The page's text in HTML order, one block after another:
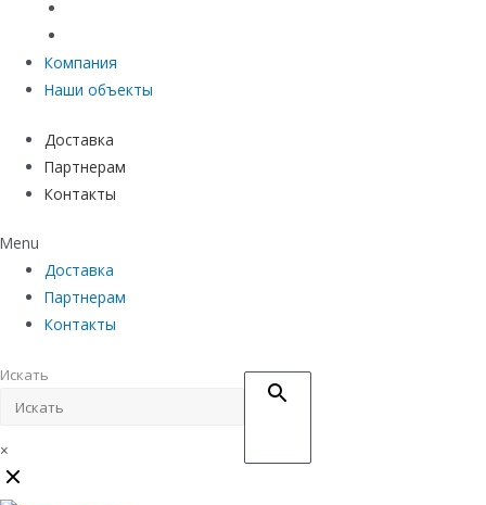
Компания
Наши объекты
Доставка
Партнерам
Контакты
Menu
Доставка
Партнерам
Контакты
Искать
×